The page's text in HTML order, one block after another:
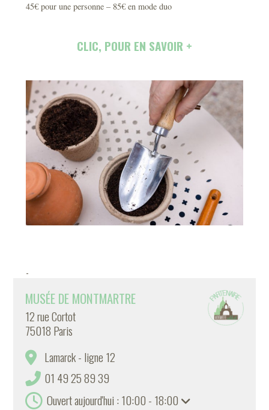
45€ pour une personne – 85€ en mode duo
CLIC, POUR EN SAVOIR +
-
MUSÉE DE MONTMARTRE
12 rue Cortot
75018 Paris
Lamarck - ligne 12
01 49 25 89 39
Ouvert aujourd'hui : 10:00 - 18:00